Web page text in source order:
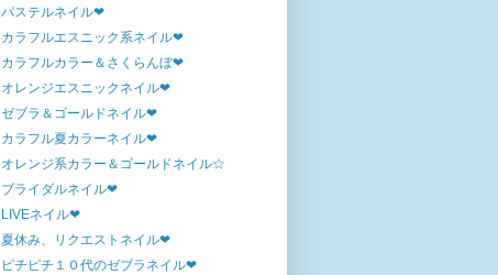
パステルネイル❤
カラフルエスニック系ネイル❤
カラフルカラー＆さくらんぼ❤
オレンジエスニックネイル❤
ゼブラ＆ゴールドネイル❤
カラフル夏カラーネイル❤
オレンジ系カラー＆ゴールドネイル☆
ブライダルネイル❤
LIVEネイル❤
夏休み、リクエストネイル❤
ピチピチ１０代のゼブラネイル❤